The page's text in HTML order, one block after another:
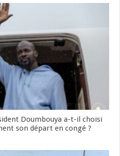
Doumbouya a-t-il choisi
son départ en congé ?